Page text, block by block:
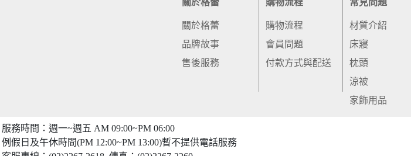
關於格蕾
品牌故事
售後服務
購物流程
會員問題
付款方式與配送
材質介紹
床寢
枕頭
涼被
家飾用品
服務時間：週一~週五 AM 09:00~PM 06:00
例假日及午休時間(PM 12:00~PM 13:00)暫不提供電話服務